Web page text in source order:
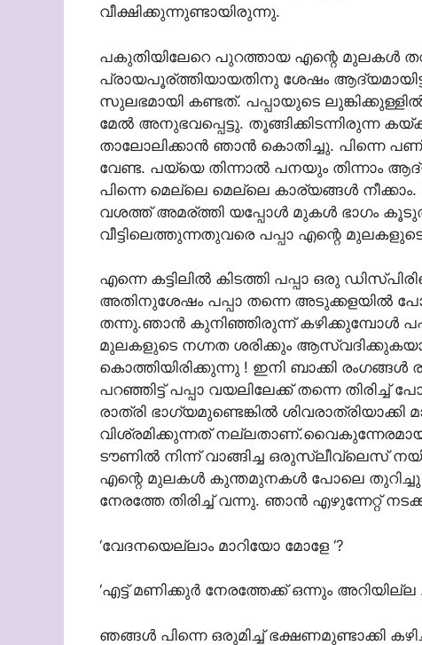
വീക്ഷിക്കുന്നുണ്ടായിരുന്നു.
പകുതിയിലേറെ പുറത്തായ എന്റെ മുലകള്‍
പ്രായപൂര്ത്തിയായതിനു ശേഷം
സുലഭമായി കണ്ടത്. പപ്പായുടെ
മേല്‍ അനുഭവപ്പെട്ടു. തൂങ്ങിക്കിടന്നിരുന്ന
താലോലിക്കാന്‍ ഞാന്‍ കൊതിച്ചു. പിന്നെ
വേണ്ട. പയ്യെ തിന്നാല്‍ പനയും തിന്നാം
പിന്നെ മെല്ലെ മെല്ലെ കാര്യങ്ങള്‍
വശത്ത് അമര്ത്തി യപ്പോള്‍ മുകള്‍ ഭാഗം
വീട്ടിലെത്തുന്നതുവരെ പപ്പാ എന്റെ
എന്നെ കട്ടിലില്‍ കിടത്തി പപ്പാ ഒരു
അതിനുശേഷം പപ്പാ തന്നെ അടുക്കളയില്‍
തന്നു.ഞാന്‍ കുനിഞ്ഞിരുന്ന് കഴിക്കുമ്പോള്‍
മുലകളുടെ നഗ്നത ശരിക്കും
കൊത്തിയിരിക്കുന്നു ! ഇനി ബാക്കി രംഗങ്ങള്‍
പറഞ്ഞിട്ട് പപ്പാ വയലിലേക്ക് തന്നെ
രാത്രി ഭാഗ്യമുണ്ടെങ്കില്‍
വിശ്രമിക്കുന്നത്
ടൗണില്‍ നിന്ന് വാങ്ങിച്ച ഒരുസ്ലീവ്‌ലെസ്
എന്റെ മുലകള്‍ കുന്തമുനകള്‍ പോലെ തുറിച്ചു
നേരത്തേ തിരിച്ച് വന്നു. ഞാന്‍ എഴുന്നേറ്റ്
‘വേദനയെല്ലാം മാറിയോ മോളേ ‘?
‘എട്ട് മണിക്കുര്‍ നേരത്തേക്ക് ഒന്നും
ഞങ്ങള്‍ പിന്നെ ഒരുമിച്ച് ഭക്ഷണമുണ്ടാക്കി